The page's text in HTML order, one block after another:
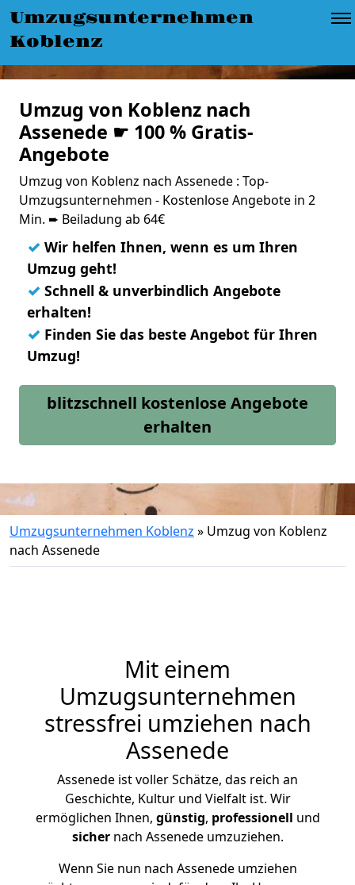
Umzugsunternehmen
Koblenz
Umzug von Koblenz nach
Assenede ☛ 100 % Gratis-
Angebote
Umzug von Koblenz nach Assenede : Top-
Umzugsunternehmen - Kostenlose Angebote in 2
Min. ➨ Beiladung ab 64€
✓ Wir helfen Ihnen, wenn es um Ihren
Umzug geht!
✓ Schnell & unverbindlich Angebote
erhalten!
✓ Finden Sie das beste Angebot für Ihren
Umzug!
blitzschnell kostenlose Angebote
erhalten
Umzugsunternehmen Koblenz » Umzug von Koblenz
nach Assenede
Mit einem
Umzugsunternehmen
stressfrei umziehen nach
Assenede
Assenede ist voller Schätze, das reich an
Geschichte, Kultur und Vielfalt ist. Wir
ermöglichen Ihnen, günstig, professionell und
sichernach Assenede umzuziehen.
Wenn Sie nun nach Assenede umziehen